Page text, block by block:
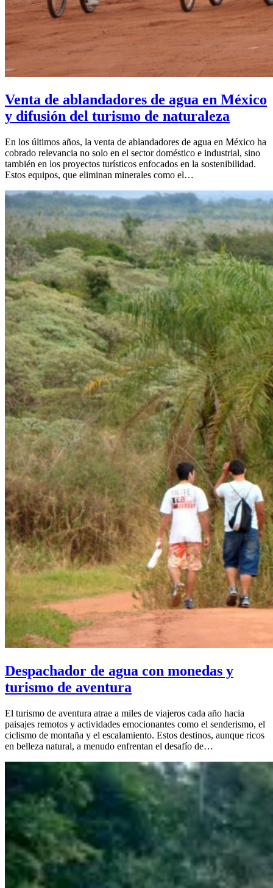
Venta de ablandadores de agua en México
y difusión del turismo de naturaleza
En los últimos años, la venta de ablandadores de agua en México ha
cobrado relevancia no solo en el sector doméstico e industrial, sino
también en los proyectos turísticos enfocados en la sostenibilidad.
Estos equipos, que eliminan minerales como el…
Despachador de agua con monedas y
turismo de aventura
El turismo de aventura atrae a miles de viajeros cada año hacia
paisajes remotos y actividades emocionantes como el senderismo, el
ciclismo de montaña y el escalamiento. Estos destinos, aunque ricos
en belleza natural, a menudo enfrentan el desafío de…